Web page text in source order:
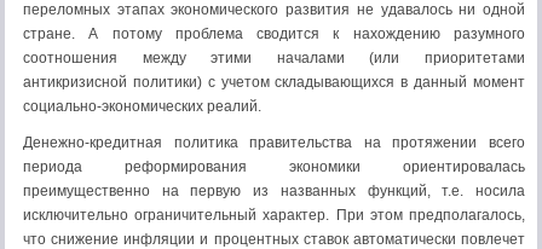
переломных этапах экономического развития не удавалось ни одной
стране. А потому проблема сводится к нахождению разумного
соотношения между этими началами (или приоритетами
антикризисной политики) с учетом складывающихся в данный момент
социально-экономических реалий.
Денежно-кредитная политика правительства на протяжении всего
периода реформирования экономики ориентировалась
преимущественно на первую из названных функций, т.е. носила
исключительно ограничительный характер. При этом предполагалось,
что снижение инфляции и процентных ставок автоматически повлечет